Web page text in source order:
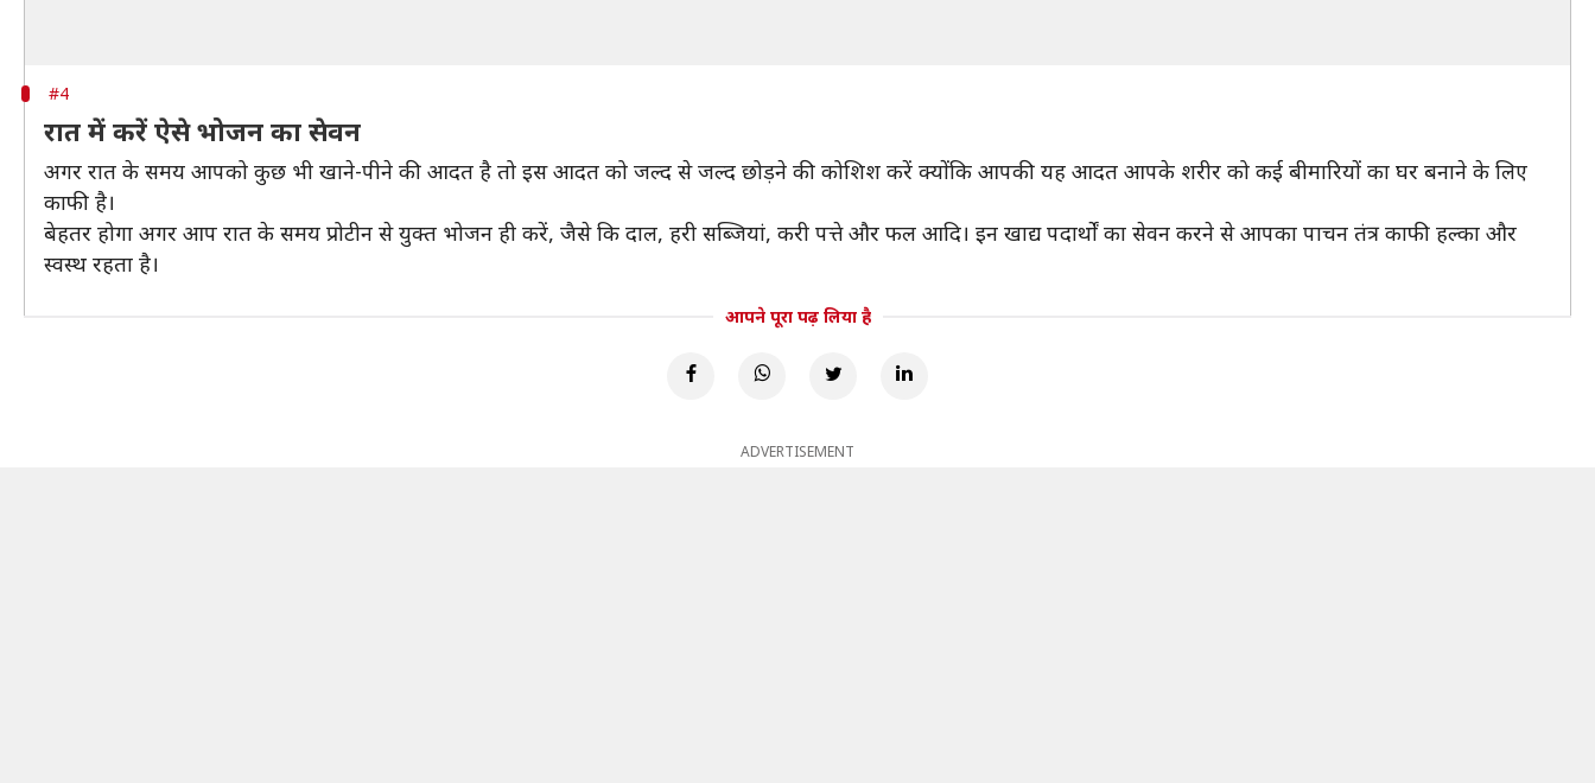
#4
रात में करें ऐसे भोजन का सेवन
अगर रात के समय आपको कुछ भी खाने-पीने की आदत है तो इस आदत को जल्द से जल्द छोड़ने की कोशिश करें क्योंकि आपकी यह आदत आपके शरीर को कई बीमारियों का घर बनाने के लिए
काफी है।
बेहतर होगा अगर आप रात के समय प्रोटीन से युक्त भोजन ही करें, जैसे कि दाल, हरी सब्जियां, करी पत्ते और फल आदि। इन खाद्य पदार्थों का सेवन करने से आपका पाचन तंत्र काफी हल्का और
स्वस्थ रहता है।
आपने पूरा पढ़ लिया है
ADVERTISEMENT